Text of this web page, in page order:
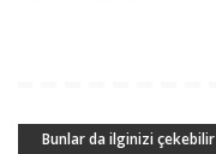
Bunlar da ilginizi çekebilir